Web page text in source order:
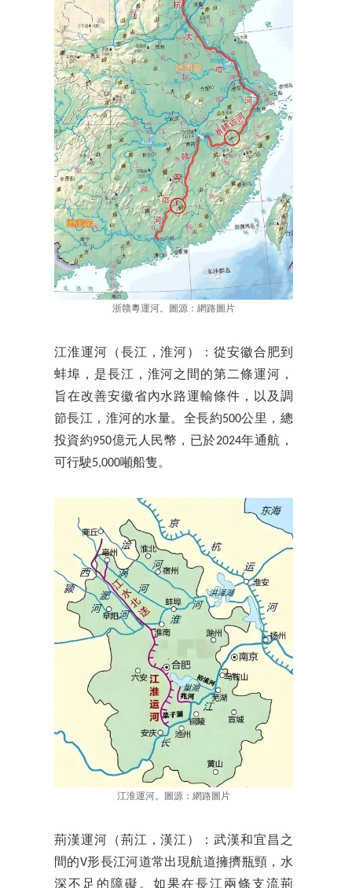
浙贛粵運河。圖源：網路圖片
江淮運河（長江，淮河）：從安徽合肥到
蚌埠，是長江，淮河之間的第二條運河，
旨在改善安徽省內水路運輸條件，以及調
節長江，淮河的水量。全長約500公里，總
投資約950億元人民幣，已於2024年通航，
可行駛5,000噸船隻。
江淮運河。圖源：網路圖片
荊漢運河（荊江，漢江）：武漢和宜昌之
間的V形長江河道常出現航道擁擠瓶頸，水
深不足的障礙。如果在長江兩條支流荊